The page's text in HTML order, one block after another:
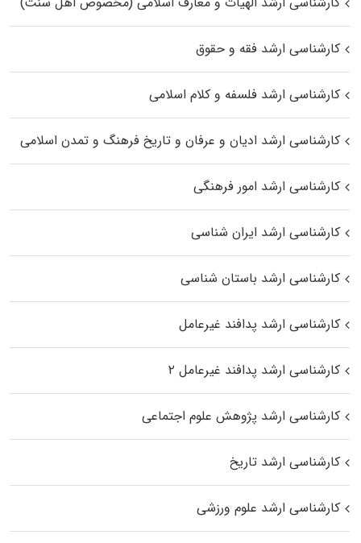
کارشناسی ارشد فقه و حقوق
کارشناسی ارشد فلسفه و کلام اسلامی
کارشناسی ارشد ادیان و عرفان و تاریخ فرهنگ و تمدن اسلامی
کارشناسی ارشد امور فرهنگی
کارشناسی ارشد ایران شناسی
کارشناسی ارشد باستان شناسی
کارشناسی ارشد پدافند غیرعامل
کارشناسی ارشد پدافند غیرعامل ۲
کارشناسی ارشد پژوهش علوم اجتماعی
کارشناسی ارشد تاریخ
کارشناسی ارشد علوم ورزشی